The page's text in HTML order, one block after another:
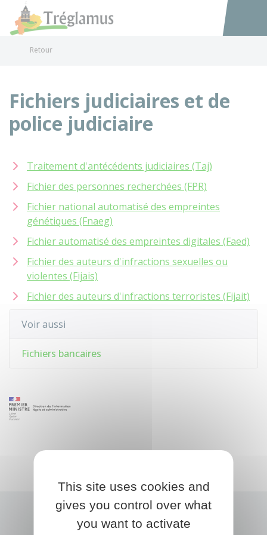
Accéder
Retour
Fichiers judiciaires et de
police judiciaire
Traitement d'antécédents judiciaires (Taj)
Fichier des personnes recherchées (FPR)
Fichier national automatisé des empreintes
génétiques (Fnaeg)
Fichier automatisé des empreintes digitales (Faed)
Fichier des auteurs d'infractions sexuelles ou
violentes (Fijais)
Fichier des auteurs d'infractions terroristes (Fijait)
Voir aussi
Fichiers bancaires
This site uses cookies and
gives you control over what
you want to activate